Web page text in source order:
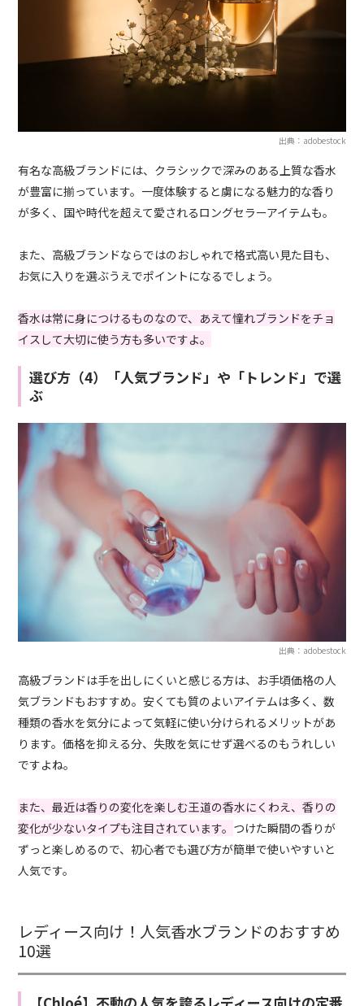
出典：adobestock
有名な高級ブランドには、クラシックで深みのある上質な香水
が豊富に揃っています。一度体験すると虜になる魅力的な香り
が多く、国や時代を超えて愛されるロングセラーアイテムも。
また、高級ブランドならではのおしゃれで格式高い見た目も、
お気に入りを選ぶうえでポイントになるでしょう。
香水は常に身につけるものなので、あえて憧れブランドをチョ
イスして大切に使う方も多いですよ。
選び方（4）「人気ブランド」や「トレンド」で選
ぶ
出典：adobestock
高級ブランドは手を出しにくいと感じる方は、お手頃価格の人
気ブランドもおすすめ。安くても質のよいアイテムは多く、数
種類の香水を気分によって気軽に使い分けられるメリットがあ
ります。価格を抑える分、失敗を気にせず選べるのもうれしい
ですよね。
また、最近は香りの変化を楽しむ王道の香水にくわえ、香りの
変化が少ないタイプも注目されています。 つけた瞬間の香りが
ずっと楽しめるので、初心者でも選び方が簡単で使いやすいと
人気です。
レディース向け！人気香水ブランドのおすすめ
10選